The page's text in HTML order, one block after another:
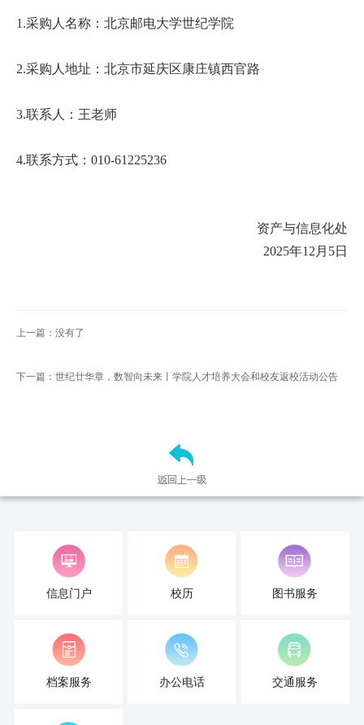
1.采购人名称：北京邮电大学世纪学院
2.采购人地址：北京市延庆区康庄镇西官路
3.联系人：王老师
4.联系方式：010-61225236
资产与信息化处
2025年12月5日
上一篇：没有了
下一篇：世纪廿华章，数智向未来丨学院人才培养大会和校友返校活动公告
信息门户 校历 图书服务
档案服务 办公电话 交通服务